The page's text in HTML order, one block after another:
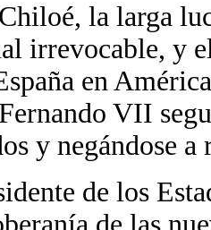
la larga
irrevocable, y
en
VII
y negándose
de los